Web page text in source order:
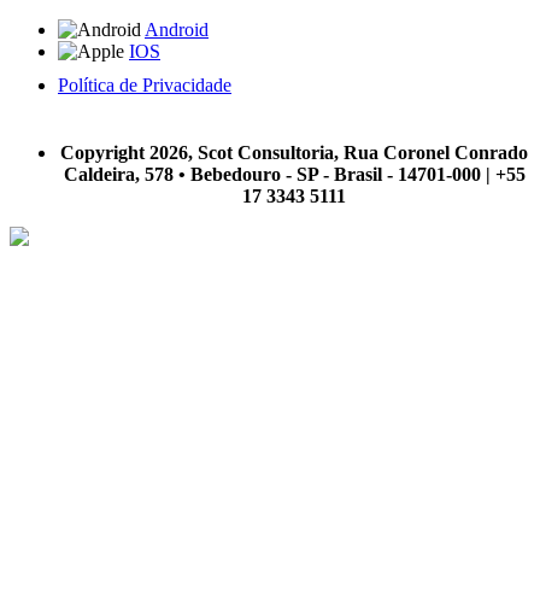
Android
IOS
Política de Privacidade
Copyright 2026, Scot Consultoria, Rua Coronel Conrado
Caldeira, 578 • Bebedouro - SP - Brasil - 14701-000 | +55
17 3343 5111